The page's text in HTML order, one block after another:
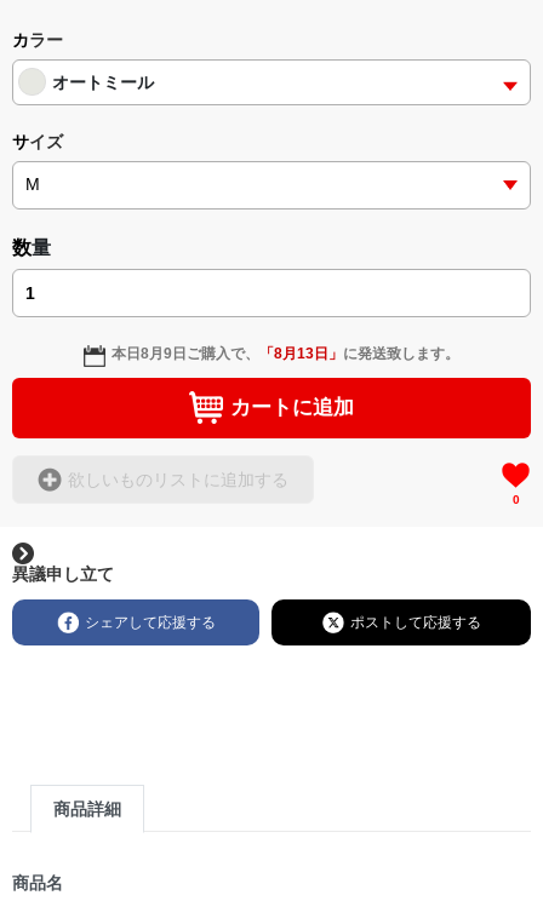
カラー
オートミール
サイズ
数量
本日8月9日 ご購入で、 「8月13日 」 に発送致します。
カートに追加
欲しいものリストに追加する
0
異議申し立て
シェアして応援する ポストして応援する
商品詳細
商品名